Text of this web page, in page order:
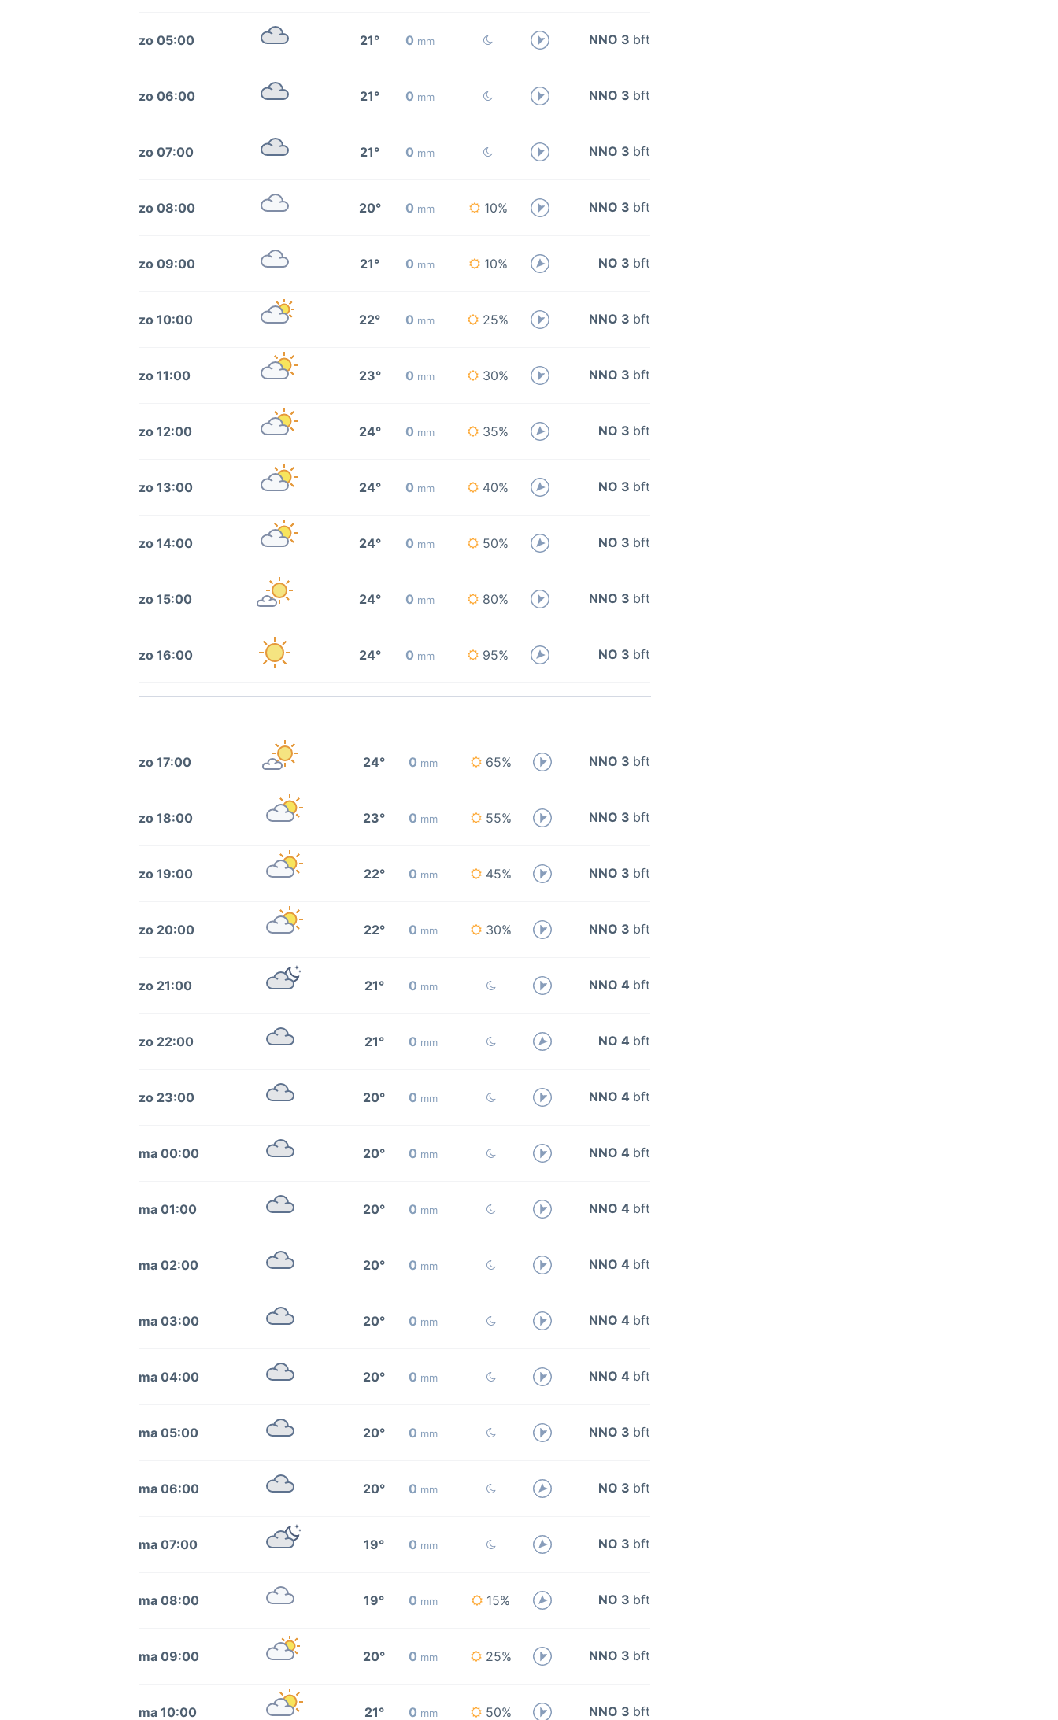
zo 05:00 21° 0 mm NNO 3 bft
zo 06:00 21° 0 mm NNO 3 bft
zo 07:00 21° 0 mm NNO 3 bft
zo 08:00 20° 0 mm 10% NNO 3 bft
zo 09:00 21° 0 mm 10% NO 3 bft
zo 10:00 22° 0 mm 25% NNO 3 bft
zo 11:00 23° 0 mm 30% NNO 3 bft
zo 12:00 24° 0 mm 35% NO 3 bft
zo 13:00 24° 0 mm 40% NO 3 bft
zo 14:00 24° 0 mm 50% NO 3 bft
zo 15:00 24° 0 mm 80% NNO 3 bft
zo 16:00 24° 0 mm 95% NO 3 bft
zo 17:00 24° 0 mm 65% NNO 3 bft
zo 18:00 23° 0 mm 55% NNO 3 bft
zo 19:00 22° 0 mm 45% NNO 3 bft
zo 20:00 22° 0 mm 30% NNO 3 bft
zo 21:00 21° 0 mm NNO 4 bft
zo 22:00 21° 0 mm NO 4 bft
zo 23:00 20° 0 mm NNO 4 bft
ma 00:00 20° 0 mm NNO 4 bft
ma 01:00 20° 0 mm NNO 4 bft
ma 02:00 20° 0 mm NNO 4 bft
ma 03:00 20° 0 mm NNO 4 bft
ma 04:00 20° 0 mm NNO 4 bft
ma 05:00 20° 0 mm NNO 3 bft
ma 06:00 20° 0 mm NO 3 bft
ma 07:00 19° 0 mm NO 3 bft
ma 08:00 19° 0 mm 15% NO 3 bft
ma 09:00 20° 0 mm 25% NNO 3 bft
ma 10:00 21° 0 mm 50% NNO 3 bft